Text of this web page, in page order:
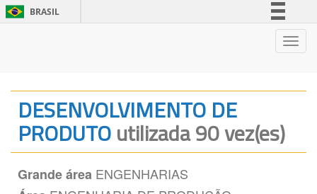
BRASIL
Legislação
Canais
DESENVOLVIMENTO DE
PRODUTOutilizada 90 vez(es)
Grande área ENGENHARIAS